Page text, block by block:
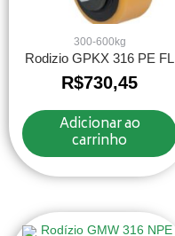
300-600kg
Rodizio GPKX 316 PE FL
R$730,45
Adicionar ao
carrinho